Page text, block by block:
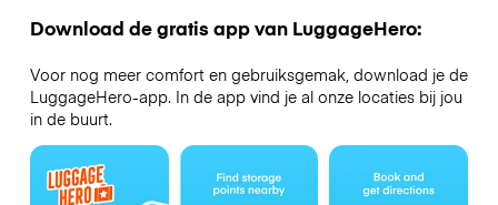
Download de gratis app van LuggageHero:
Voor nog meer comfort en gebruiksgemak, download je de
LuggageHero-app. In de app vind je al onze locaties bij jou
in de buurt.